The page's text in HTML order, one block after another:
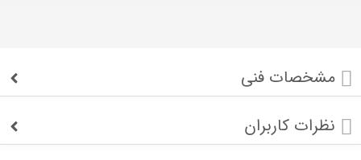
مشخصات فنی
نظرات کاربران